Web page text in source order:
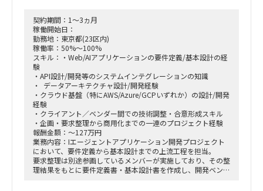
【稼働率】100 %
【作業場所】週2~3出社（出社場所：日本橋）
【開始日】2025年12月
契約期間：1～3ヵ月
稼働開始日：
勤務地：東京都(23区内)
稼働率：50%～100%
スキル：・Web/AIアプリケーションの要件定義/基本設計の経
験
・API設計/開発等のシステムインテグレーションの知識
・ データアーキテクチャ設計/開発経験
・クラウド基盤（特にAWS/Azure/GCPいずれか）の設計/開発
経験
・クライアント／ベンダー間での技術調整・合意形成スキル
・企画・要求整理から商用化までの一連のプロジェクト経験
報酬金額：～127万円
業務内容：Iエージェントアプリケーション開発プロジェクト
において、要件定義から基本設計までの上流工程を担当。
要求整理は別途参画しているメンバーが実施しており、その整
理結果をもとに要件定義書・基本設計書を作成し、開発ベンダ